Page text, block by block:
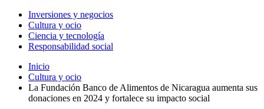
Inversiones y negocios
Cultura y ocio
Ciencia y tecnología
Responsabilidad social
Inicio
Cultura y ocio
La Fundación Banco de Alimentos de Nicaragua aumenta sus
donaciones en 2024 y fortalece su impacto social